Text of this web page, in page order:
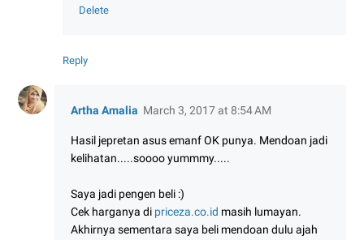
Delete
Reply
Artha Amalia March 3, 2017 at 8:54 AM
Hasil jepretan asus emanf OK punya. Mendoan jadi
kelihatan.....soooo yummmy.....
Saya jadi pengen beli :)
Cek harganya di priceza.co.id masih lumayan.
Akhirnya sementara saya beli mendoan dulu ajah